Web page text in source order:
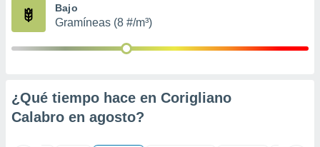
de
Bajo
Gramíneas (8 #/m³)
¿Qué tiempo hace en Corigliano
Calabro en agosto?